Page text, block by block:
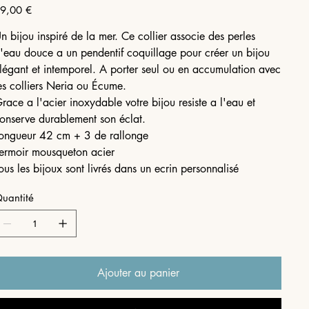
€
bijou inspiré de la mer. Ce collier associe des perles
douce a un pendentif coquillage pour créer un bijou
et intemporel. A porter seul ou en accumulation avec
colliers Neria ou Écume.
a l'acier inoxydable votre bijou resiste a l'eau et
durablement son éclat.
42 cm + 3 de rallonge
mousqueton acier
les bijoux sont livrés dans un ecrin personnalisé
Ajouter au panier